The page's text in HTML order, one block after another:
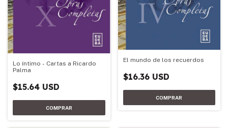
Lo íntimo - Cartas a Ricardo
Palma
$15.64 USD
El mundo de los recuerdos
$16.36 USD